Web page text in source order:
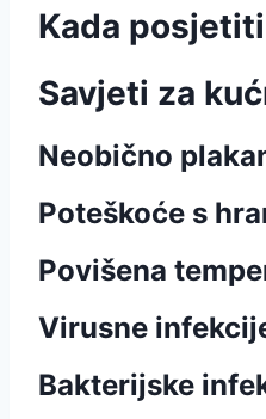
Kada
Savjeti za
Neobično
Poteškoće s
Povišena
Virusne
Bakterijske